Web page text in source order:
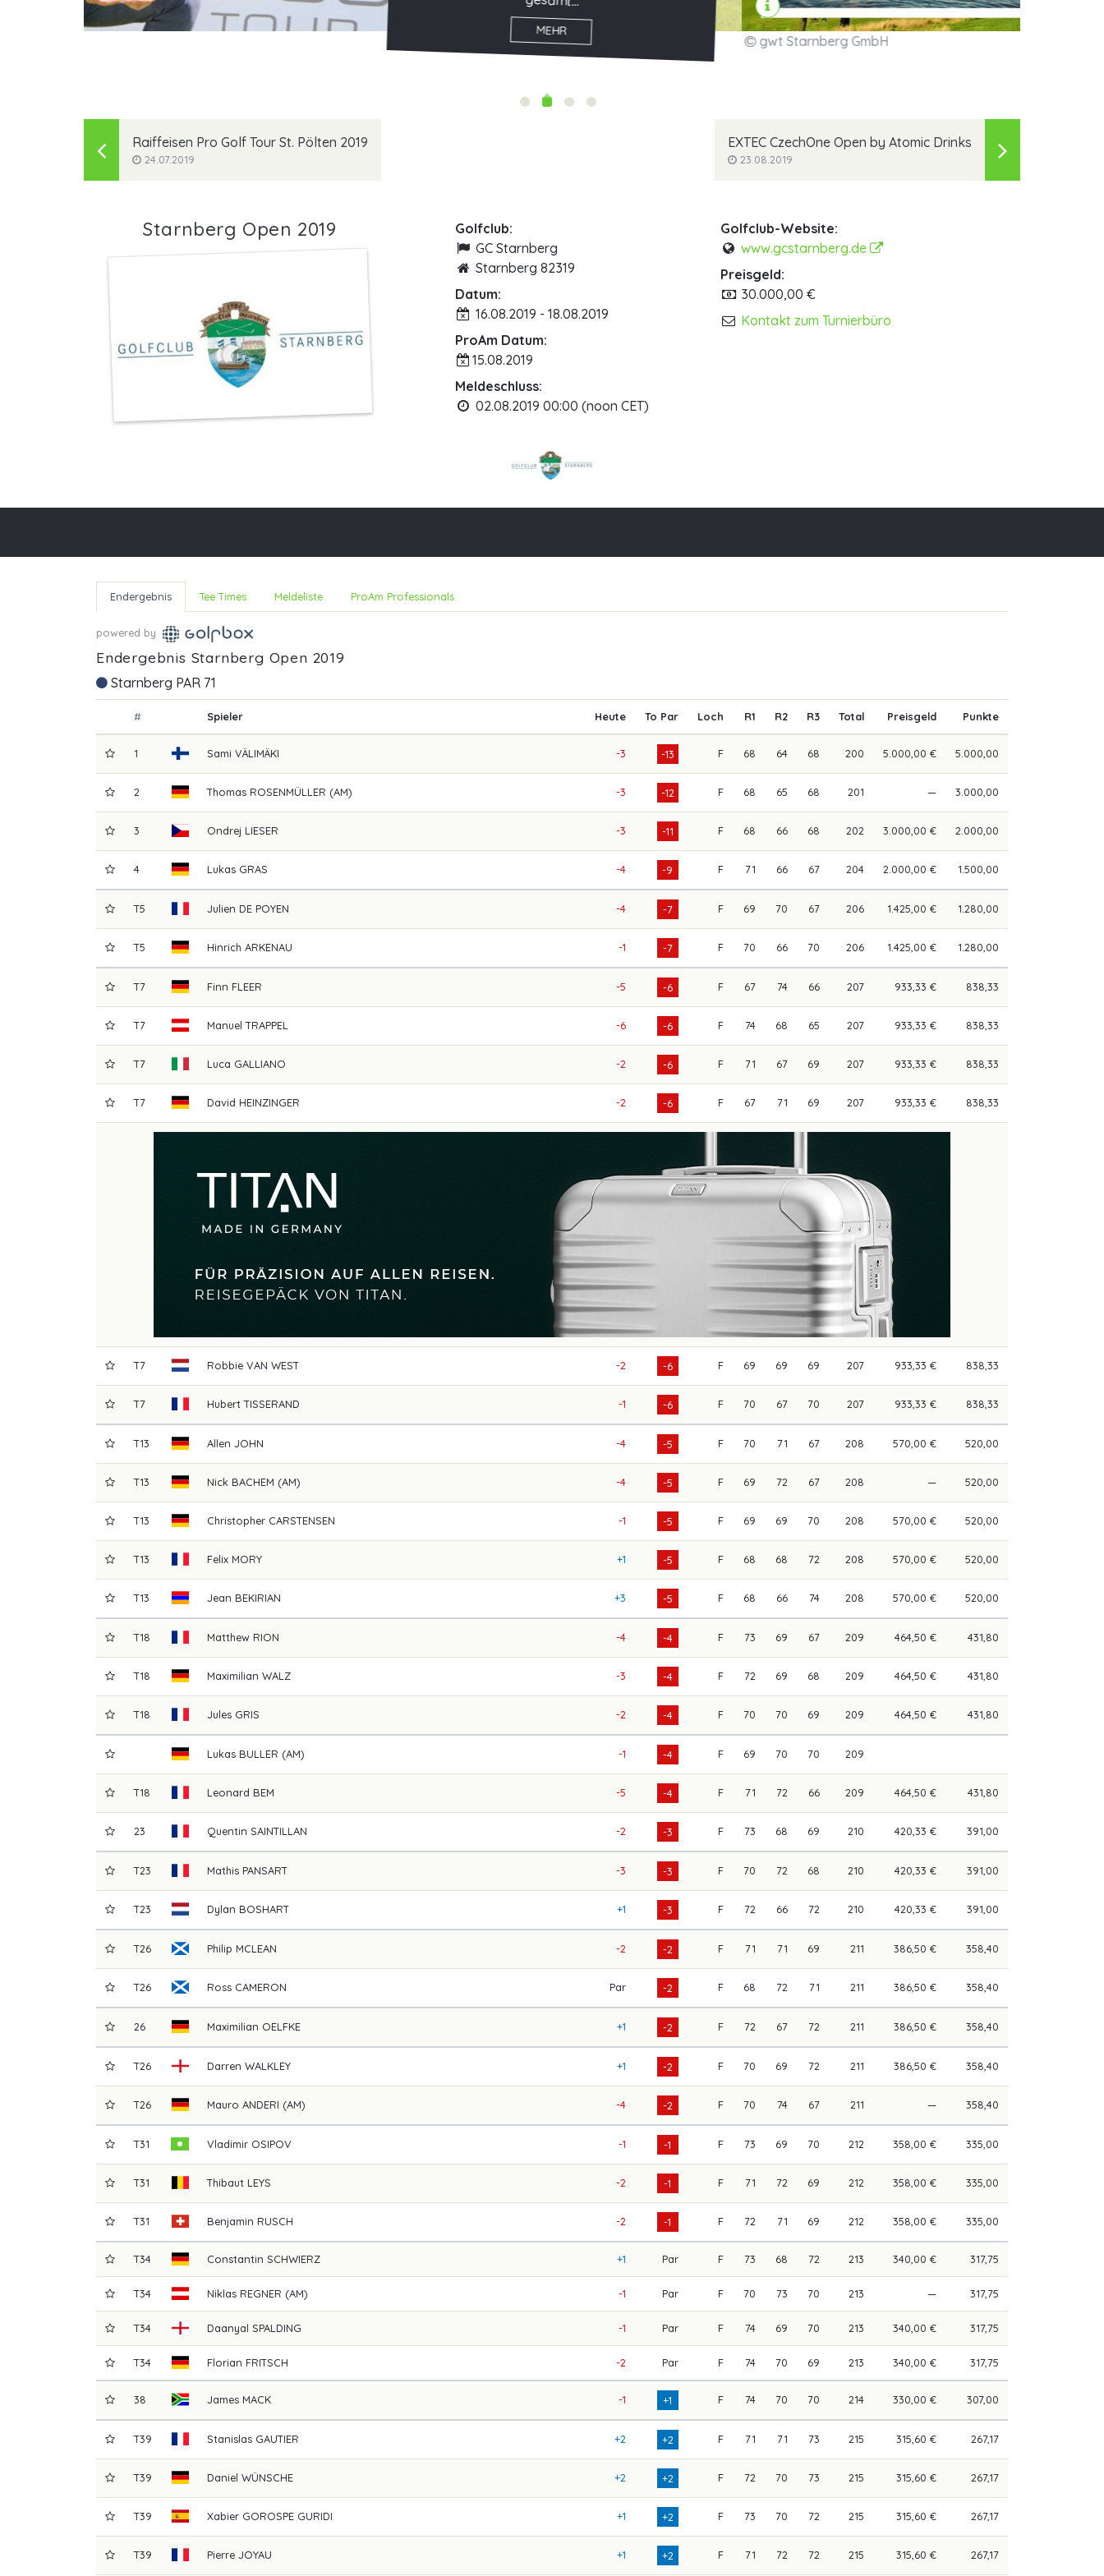
Die Region...
MEHR
Raiffeisen Pro Golf Tour St. Pölten 2019
24.07.2019
EXTEC CzechOne Open by Atomic Drinks
23.08.2019
Starnberg Open 2019
Golfclub:
GC Starnberg
Starnberg 82319
Datum:
16.08.2019 - 18.08.2019
ProAm Datum:
15.08.2019
Meldeschluss:
02.08.2019 00:00 (noon CET)
Golfclub-Website:
www.gcstarnberg.de
Preisgeld:
30.000,00 €
Kontakt zum Turnierbüro
Endergebnis Tee Times Meldeliste ProAm Professionals
powered by
Endergebnis Starnberg Open 2019
Starnberg PAR 71
# Spieler Heute To Par Loch R1 R2 R3 Total Preisgeld Punkte
1 Sami VÄLIMÄKI -3 -13 F 68 64 68 200 5.000,00 € 5.000,00
2 Thomas ROSENMÜLLER (AM) -3 -12 F 68 65 68 201 — 3.000,00
3 Ondrej LIESER -3 -11 F 68 66 68 202 3.000,00 € 2.000,00
4 Lukas GRAS -4 -9 F 71 66 67 204 2.000,00 € 1.500,00
T5 Julien DE POYEN -4 -7 F 69 70 67 206 1.425,00 € 1.280,00
T5 Hinrich ARKENAU -1 -7 F 70 66 70 206 1.425,00 € 1.280,00
T7 Finn FLEER -5 -6 F 67 74 66 207 933,33 € 838,33
T7 Manuel TRAPPEL -6 -6 F 74 68 65 207 933,33 € 838,33
T7 Luca GALLIANO -2 -6 F 71 67 69 207 933,33 € 838,33
T7 David HEINZINGER -2 -6 F 67 71 69 207 933,33 € 838,33
T7 Robbie VAN WEST -2 -6 F 69 69 69 207 933,33 € 838,33
T7 Hubert TISSERAND -1 -6 F 70 67 70 207 933,33 € 838,33
T13 Allen JOHN -4 -5 F 70 71 67 208 570,00 € 520,00
T13 Nick BACHEM (AM) -4 -5 F 69 72 67 208 — 520,00
T13 Christopher CARSTENSEN -1 -5 F 69 69 70 208 570,00 € 520,00
T13 Felix MORY +1 -5 F 68 68 72 208 570,00 € 520,00
T13 Jean BEKIRIAN +3 -5 F 68 66 74 208 570,00 € 520,00
T18 Matthew RION -4 -4 F 73 69 67 209 464,50 € 431,80
T18 Maximilian WALZ -3 -4 F 72 69 68 209 464,50 € 431,80
T18 Jules GRIS -2 -4 F 70 70 69 209 464,50 € 431,80
Lukas BULLER (AM) -1 -4 F 69 70 70 209
T18 Leonard BEM -5 -4 F 71 72 66 209 464,50 € 431,80
23 Quentin SAINTILLAN -2 -3 F 73 68 69 210 420,33 € 391,00
T23 Mathis PANSART -3 -3 F 70 72 68 210 420,33 € 391,00
T23 Dylan BOSHART +1 -3 F 72 66 72 210 420,33 € 391,00
T26 Philip MCLEAN -2 -2 F 71 71 69 211 386,50 € 358,40
T26 Ross CAMERON Par -2 F 68 72 71 211 386,50 € 358,40
26 Maximilian OELFKE +1 -2 F 72 67 72 211 386,50 € 358,40
T26 Darren WALKLEY +1 -2 F 70 69 72 211 386,50 € 358,40
T26 Mauro ANDERI (AM) -4 -2 F 70 74 67 211 — 358,40
T31 Vladimir OSIPOV -1 -1 F 73 69 70 212 358,00 € 335,00
T31 Thibaut LEYS -2 -1 F 71 72 69 212 358,00 € 335,00
T31 Benjamin RUSCH -2 -1 F 72 71 69 212 358,00 € 335,00
T34 Constantin SCHWIERZ +1 Par F 73 68 72 213 340,00 € 317,75
T34 Niklas REGNER (AM) -1 Par F 70 73 70 213 — 317,75
T34 Daanyal SPALDING -1 Par F 74 69 70 213 340,00 € 317,75
T34 Florian FRITSCH -2 Par F 74 70 69 213 340,00 € 317,75
38 James MACK -1 +1 F 74 70 70 214 330,00 € 307,00
T39 Stanislas GAUTIER +2 +2 F 71 71 73 215 315,60 € 267,17
T39 Daniel WÜNSCHE +2 +2 F 72 70 73 215 315,60 € 267,17
T39 Xabier GOROSPE GURIDI +1 +2 F 73 70 72 215 315,60 € 267,17
T39 PierreJOYAU +1 +2 F 71 72 72 215 315,60 € 267,17